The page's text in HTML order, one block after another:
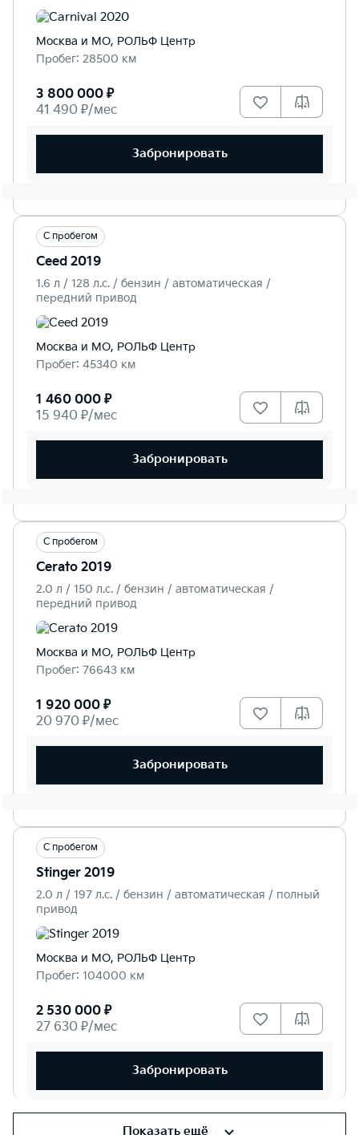
Москва и МО, РОЛЬФ Центр
Пробег: 28500 км
3 800 000 ₽
41 490 ₽/мес
Забронировать
С пробегом
Ceed 2019
1.6 л / 128 л.c. / бензин / автоматическая /
передний привод
Москва и МО, РОЛЬФ Центр
Пробег: 45340 км
1 460 000 ₽
15 940 ₽/мес
Забронировать
С пробегом
Cerato 2019
2.0 л / 150 л.c. / бензин / автоматическая /
передний привод
Москва и МО, РОЛЬФ Центр
Пробег: 76643 км
1 920 000 ₽
20 970 ₽/мес
Забронировать
С пробегом
Stinger 2019
2.0 л / 197 л.c. / бензин / автоматическая / полный
привод
Москва и МО, РОЛЬФ Центр
Пробег: 104000 км
2 530 000 ₽
27 630 ₽/мес
Забронировать
Показать ещё